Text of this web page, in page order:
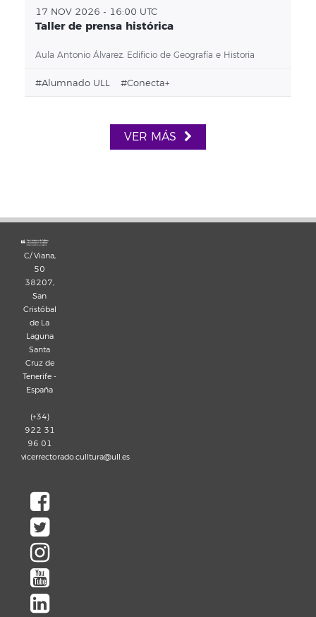
17 NOV 2026 - 16:00 UTC
Taller de prensa histórica
Aula Antonio Álvarez. Edificio de Geografía e Historia
#alumnado ULL #conecta+
VER MÁS
C/ Viana,
50
38207,
San
Cristóbal
de La
Laguna
Santa
Cruz de
Tenerife -
España
(+34)
922 31
96 01
vicerrectorado.culltura@ull.es